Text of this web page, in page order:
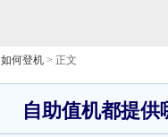
如何登机 > 正文
自助值机都提供